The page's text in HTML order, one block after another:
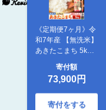
《定期便7ヶ月》令
和7年産 【無洗米】
あきたこまち 5kg
[こまちライン あき
たこまち ブランド
米 お米 白米 精米
無洗米 米どころ 秋
田 秋田県産]
寄付額
73,900円
寄付をする